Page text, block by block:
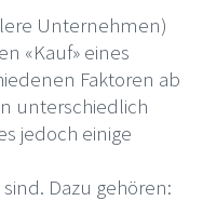
Unternehmen)
«Kauf» eines
Faktoren ab
unterschiedlich
jedoch einige
Dazu gehören: